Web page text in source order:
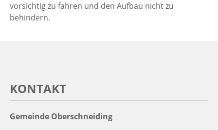
vorsichtig zu fahren und den Aufbau nicht zu
behindern.
KONTAKT
Gemeinde Oberschneiding